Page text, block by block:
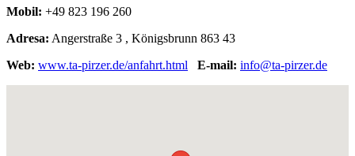
Mobil: +49 823 196 260
Adresa: Angerstraße 3 , Königsbrunn 863 43
Web: www.ta-pirzer.de/anfahrt.html E-mail: info@ta-pirzer.de